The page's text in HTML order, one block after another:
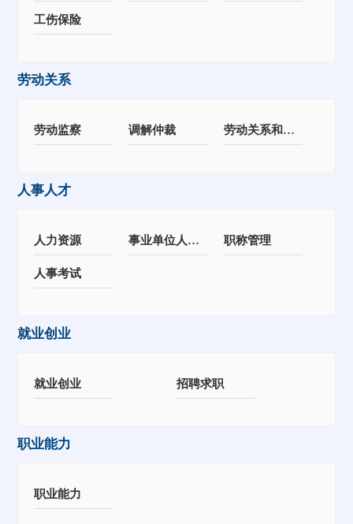
工伤保险
劳动关系
劳动监察 调解仲裁 劳动关系和劳动工资
人事人才
人力资源 事业单位人事管理 职称管理
人事考试
就业创业
就业创业 招聘求职
职业能力
职业能力